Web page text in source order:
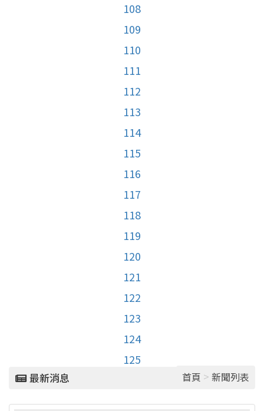
108
109
110
111
112
113
114
115
116
117
118
119
120
121
122
123
124
125
最新消息 首頁 > 新聞列表